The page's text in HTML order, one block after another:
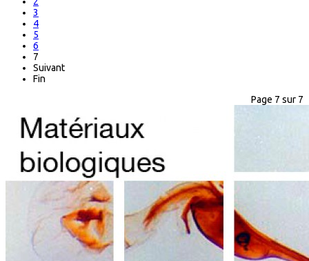
3
4
5
6
7
Suivant
Fin
Page 7 sur 7